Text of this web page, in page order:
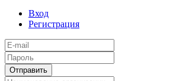
Вход
Регистрация
Отправить